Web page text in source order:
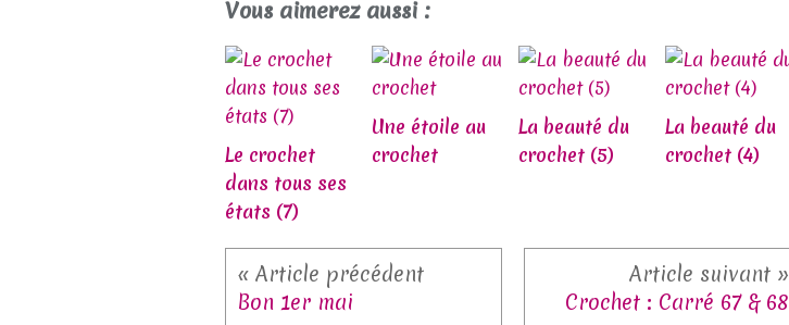
Vous aimerez aussi :
Le crochet
dans tous ses
états (7)
Une étoile au
crochet
La beauté du
crochet (5)
La beauté du
crochet (4)
Bon 1er mai Crochet : Carré 67 & 68